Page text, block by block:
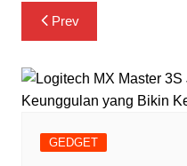
Navigasi
pos
Prev
GEDGET